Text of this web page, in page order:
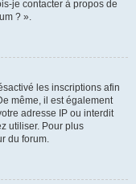
je contacter à propos de
? ».
les inscriptions afin
même, il est également
adresse IP ou interdit
utiliser. Pour plus
du forum.